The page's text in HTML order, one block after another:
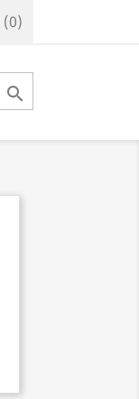
(0)
